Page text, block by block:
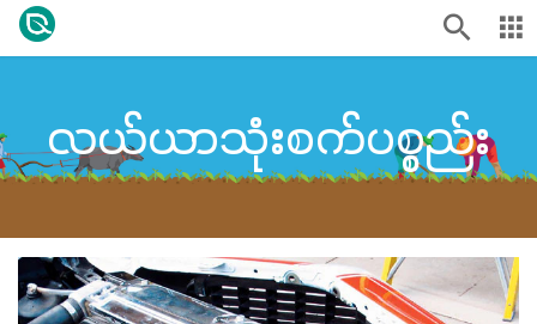
လယ်ယာသုံးစက်ပစ္စည်း